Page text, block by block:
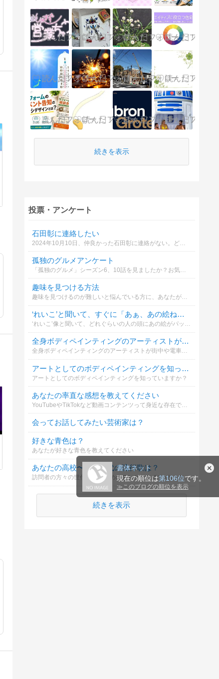
書体ネット
現在の順位は第106位です。
≫ このブログの順位を表示
続きを表示
投票・アンケート
石田彰に連絡したい
孤独のグルメアンケート
「孤独のグルメ」シーズン6、10話を見ましたか？お気に入りの回は？
趣味を見つける方法
趣味を見つけるのが難しいと悩んでいる方に、あなたがおすすめの見つけ方は？
‘れいこ’と聞いて、すぐに「あぁ、あの絵ね・・・」とすぐに頭に浮かんだ？
‘れいこ’像と聞いて、どれぐらいの人の頭にあの絵がパッと浮かぶのか、割合を知りたくなりました。日本人なら限りなく100%に近いのでは？みんな知ってるトラウマレベルの絵・・・（笑）
全身ボディペインティングのアーティストが街中にいたら、どうしますか？
全身ボディペインティングのアーティストが街中や電車内に現れたら、どうしますか？アーティストは撮影や触られることを拒否しない前提で回答お願いします。
アートとしてのボディペインティングを知っていますか
アートとしてのボディペインティングを知っていますか？
あなたの率直な感想を教えてください
会ってお話してみたい芸術家は？
好きな青色は？
あなたが好きな青色を教えてください
あなたの高校〜大学時代の流行歌は？
訪問者の方々の世代を知るためのアンケートです♪もっといい曲などあれば思い出と共にご記載ください♪♪
続きを表示